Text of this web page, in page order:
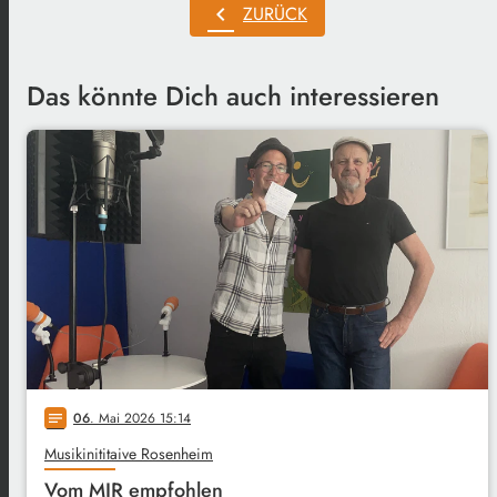
chevron_left ZURÜCK
Das könnte Dich auch interessieren
notes 06. Mai 2026 15:14
Musikinititaive Rosenheim
Vom MIR empfohlen